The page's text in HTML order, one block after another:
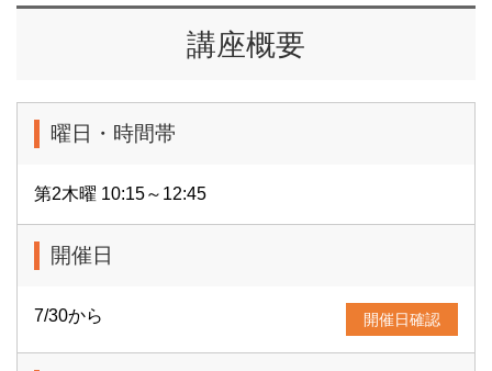
講座概要
曜日・時間帯
第2木曜 10:15～12:45
開催日
7/30から 開催日確認